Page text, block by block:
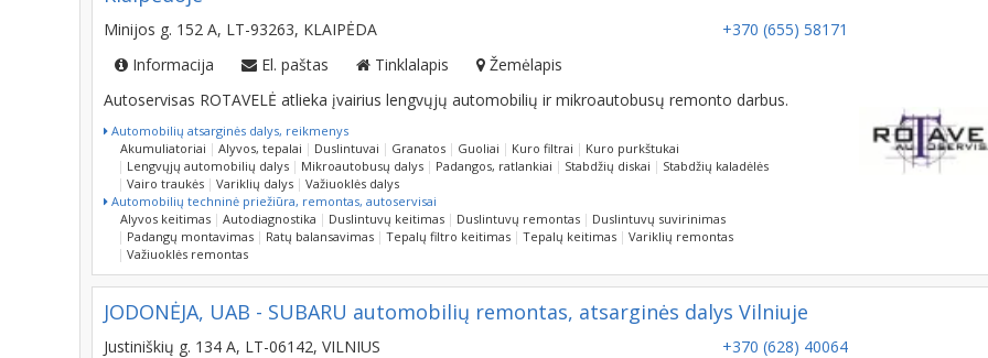
Minijos g. 152 A, LT-93263, KLAIPĖDA
+370 (655) 58171
Informacija
El. paštas Tinklalapis
Žemėlapis
Autoservisas ROTAVELĖ atlieka įvairius lengvųjų automobilių ir mikroautobusų remonto darbus.
Automobilių atsarginės dalys, reikmenys
Akumuliatoriai
Alyvos, tepalai Duslintuvai Granatos Guoliai Kuro filtrai
Kuro purkštukai
Lengvųjų automobilių dalys
Mikroautobusų dalys Padangos, ratlankiai Stabdžių diskai
Stabdžių kaladėlės
Vairo traukės
Variklių dalys
Važiuoklės dalys
Automobilių techninė priežiūra, remontas, autoservisai
Alyvos keitimas
Autodiagnostika Duslintuvų keitimas Duslintuvų remontas
Duslintuvų suvirinimas
Padangų montavimas
Ratų balansavimas Tepalų filtro keitimas Tepalų keitimas
Variklių remontas
Važiuoklės remontas
JODONĖJA, UAB - SUBARU automobilių remontas, atsarginės dalys Vilniuje
Justiniškių g. 134 A, LT-06142, VILNIUS
+370 (628) 40064